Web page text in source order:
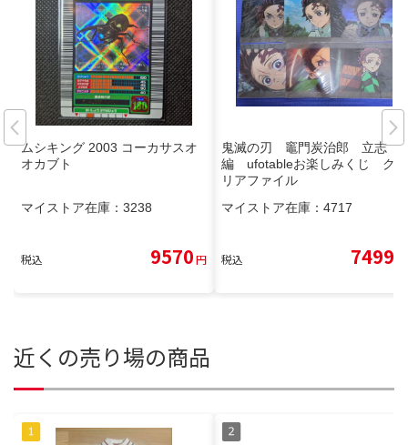
ムシキング 2003 コーカサスオ
オカブト
マイストア在庫： 3238
税込 9570円
鬼滅の刃 竈門炭治郎 立志
編 ufotableお楽しみくじ ク
リアファイル
マイストア在庫： 4717
税込 7499
近くの売り場の商品